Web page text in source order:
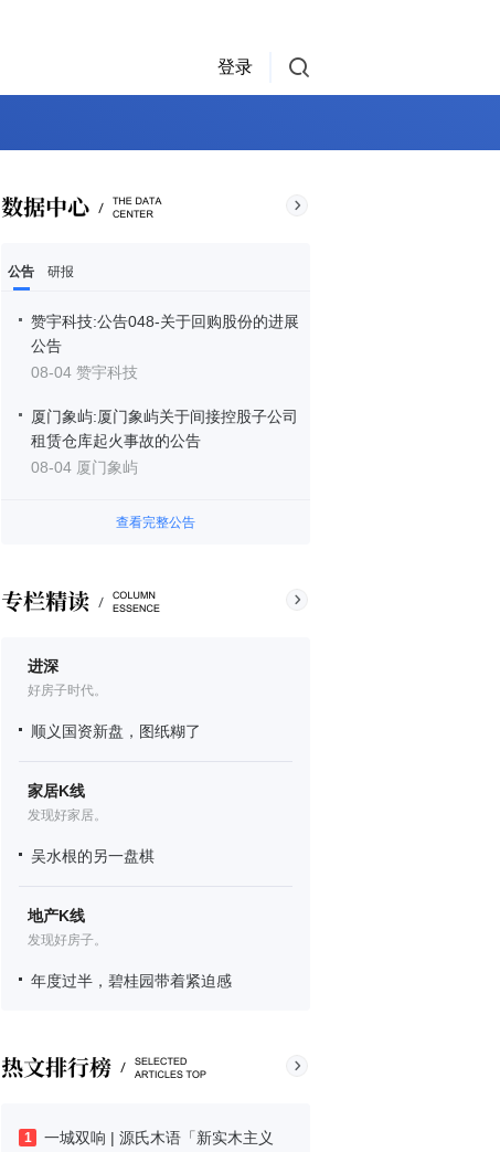
登录
公告 研报
赞宇科技:公告048-关于回购股份的进展
公告
08-04 赞宇科技
厦门象屿:厦门象屿关于间接控股子公司
租赁仓库起火事故的公告
08-04 厦门象屿
查看完整公告
进深
好房子时代。
顺义国资新盘，图纸糊了
家居K线
发现好家居。
吴水根的另一盘棋
地产K线
发现好房子。
年度过半，碧桂园带着紧迫感
1
一城双响 | 源氏木语「新实木主义